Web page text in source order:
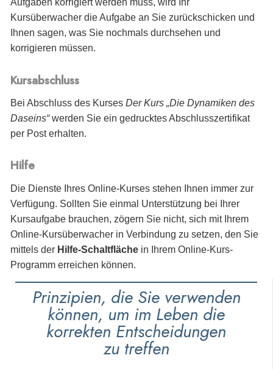
Aufgaben korrigiert werden muss, wird Ihr
Kursüberwacher die Aufgabe an Sie zurückschicken und
Ihnen sagen, was Sie nochmals durchsehen und
korrigieren müssen.
Kursabschluss
Bei Abschluss des Kurses Der Kurs „Die Dynamiken des
Daseins“werden Sie ein gedrucktes Abschlusszertifikat
per Post erhalten.
Hilfe
Die Dienste Ihres Online-Kurses stehen Ihnen immer zur
Verfügung. Sollten Sie einmal Unterstützung bei Ihrer
Kursaufgabe brauchen, zögern Sie nicht, sich mit Ihrem
Online-Kursüberwacher in Verbindung zu setzen, den Sie
mittels der Hilfe-Schaltfläche in Ihrem Online-Kurs-
Programm erreichen können.
Prinzipien, die Sie verwenden
können, um im Leben die
korrekten Entscheidungen
zu treffen